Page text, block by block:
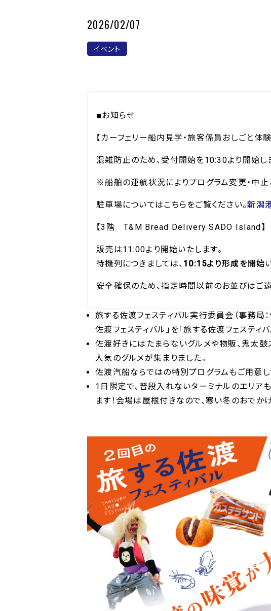
2026/02/07
イベント
■お知らせ
【カーフェリー船内見学・旅客係員おしごと体験
混雑防止のため、受付開始を10:30より開始し
※船舶の運航状況によりプログラム変更・中止
駐車場についてはこちらをご覧ください。新潟
【3階 T&M Bread Delivery SADO Island】
販売は11:00より開始いたします。
待機列につきましては、 10:15より形成を開始
安全確保のため、指定時間以前のお並びはご
旅する佐渡フェスティバル実行委員会（事務
佐渡フェスティバル」を「旅する佐渡フェステ
佐渡好きにはたまらないグルメや物販、鬼太鼓
人気のグルメが集まりました。
佐渡汽船ならではの特別プログラムもご用意し
1日限定で、普段入れないターミナルのエリア
ます！会場は屋根付きなので、寒い冬のおでか